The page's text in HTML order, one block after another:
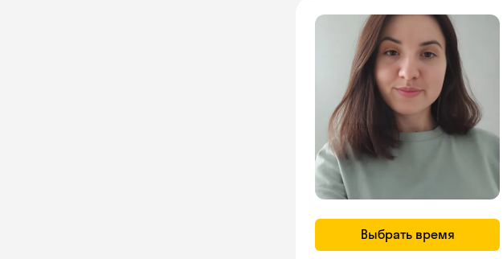
Выбрать время